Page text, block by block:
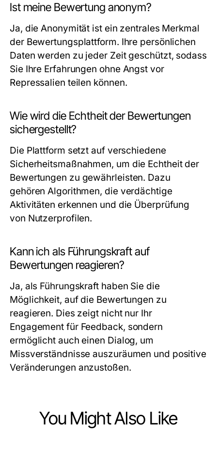
Ist meine Bewertung anonym?
Ja, die Anonymität ist ein zentrales Merkmal
der Bewertungsplattform. Ihre persönlichen
Daten werden zu jeder Zeit geschützt, sodass
Sie Ihre Erfahrungen ohne Angst vor
Repressalien teilen können.
Wie wird die Echtheit der Bewertungen
sichergestellt?
Die Plattform setzt auf verschiedene
Sicherheitsmaßnahmen, um die Echtheit der
Bewertungen zu gewährleisten. Dazu
gehören Algorithmen, die verdächtige
Aktivitäten erkennen und die Überprüfung
von Nutzerprofilen.
Kann ich als Führungskraft auf
Bewertungen reagieren?
Ja, als Führungskraft haben Sie die
Möglichkeit, auf die Bewertungen zu
reagieren. Dies zeigt nicht nur Ihr
Engagement für Feedback, sondern
ermöglicht auch einen Dialog, um
Missverständnisse auszuräumen und positive
Veränderungen anzustoßen.
You Might Also Like